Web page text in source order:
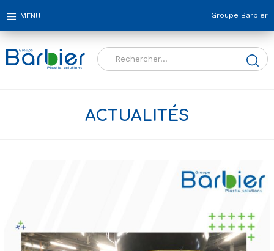
Groupe Barbier
Rechercher :
ACTUALITÉS